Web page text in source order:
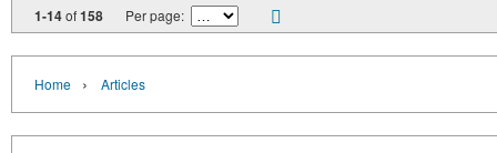
1-14of158 Per page:
Home › Articles